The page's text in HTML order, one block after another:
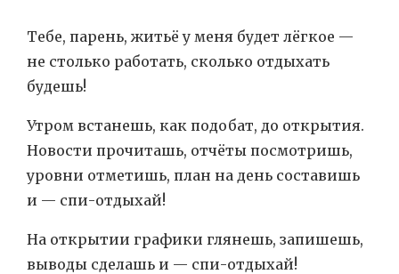
Тебе, парень, житьё у меня будет лёгкое —
не столько работать, сколько отдыхать
будешь!
Утром встанешь, как подобат, до открытия.
Новости прочиташь, отчёты посмотришь,
уровни отметишь, план на день составишь
и — спи-отдыхай!
На открытии графики глянешь, запишешь,
выводы сделашь и — спи-отдыхай!